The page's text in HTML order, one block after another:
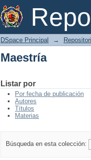
Maestría
DSpace Principal →
Maestría
Listar por
Por fecha de publicación
Autores
Títulos
Materias
Búsqueda en esta colección: